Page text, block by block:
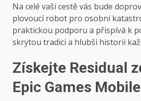
Na celé vaší cestě vás bude
plovoucí robot pro osobní
praktickou podporu a přispívá k
skrytou tradici a hlubší historii
Získejte Residual
Epic Games